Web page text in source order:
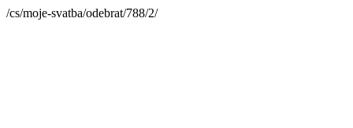
/cs/moje-svatba/odebrat/788/2/